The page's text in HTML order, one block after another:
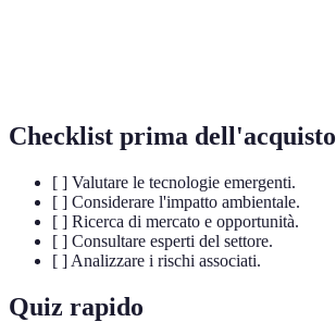
Checklist prima dell'acquisto
[ ] Valutare le tecnologie emergenti.
[ ] Considerare l'impatto ambientale.
[ ] Ricerca di mercato e opportunità.
[ ] Consultare esperti del settore.
[ ] Analizzare i rischi associati.
Quiz rapido